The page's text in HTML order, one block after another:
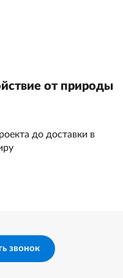
от природы
до доставки в
звонок